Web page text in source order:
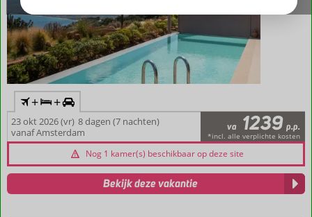
+ +
23 okt 2026 (vr) 8 dagen (7 nachten)
vanaf Amsterdam
va 1239 p.p.
*incl. alle verplichte kosten
Nog 1 kamer(s) beschikbaar op deze site
Bekijk deze vakantie